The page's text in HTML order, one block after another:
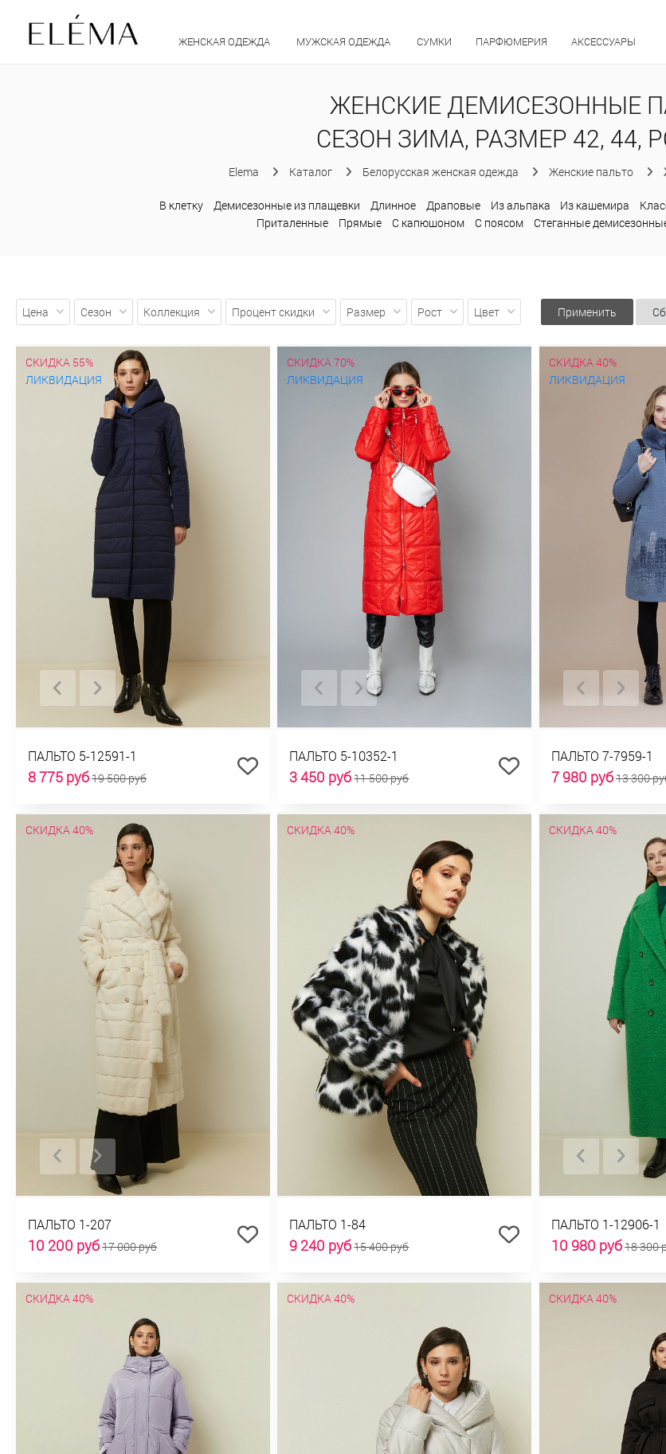
ЖЕНСКАЯ ОДЕЖДА МУЖСКАЯ ОДЕЖДА СУМКИ ПАРФЮМЕРИЯ АКСЕССУАРЫ
ЖЕНСКИЕ ДЕМИСЕЗОННЫЕ
СЕЗОН ЗИМА, РАЗМЕР 42, 44,
Elema Каталог Белорусская женская одежда Женские пальто
В клетку Демисезонные из плащевки Длинное Драповые Из альпака Из кашемира
Приталенные
Прямые С капюшоном С поясом Стеганные
Цена Сезон Коллекция Процент скидки Размер Рост Цвет Применить
СКИДКА 55%
ЛИКВИДАЦИЯ
ПАЛЬТО 5-12591-1
8 775 руб19 500 руб
СКИДКА 70%
ЛИКВИДАЦИЯ
ПАЛЬТО 5-10352-1
3 450 руб11 500 руб
СКИДКА 40%
ЛИКВИДАЦИЯ
ПАЛЬТО 7-7959-1
7 980 руб13 300
СКИДКА 40%
ПАЛЬТО 1-207
10 200 руб17 000 руб
СКИДКА 40%
ПАЛЬТО 1-84
9 240 руб15 400 руб
СКИДКА 40%
ПАЛЬТО 1-12906-1
10 980 руб18 300
СКИДКА 40% СКИДКА 40% СКИДКА 40%